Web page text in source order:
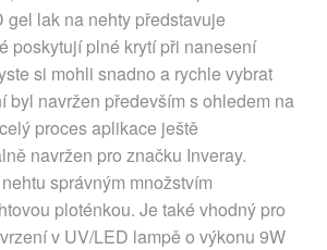
lak na nehty představuje
poskytují plné krytí při nanesení
si mohli snadno a rychle vybrat
byl navržen především s ohledem na
proces aplikace ještě
navržen pro značku Inveray.
správným množstvím
ploténkou. Je také vhodný pro
v UV/LED lampě o výkonu 9W